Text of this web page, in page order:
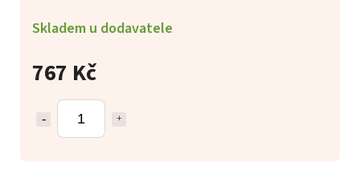
767 Kč
Skladem u dodavatele